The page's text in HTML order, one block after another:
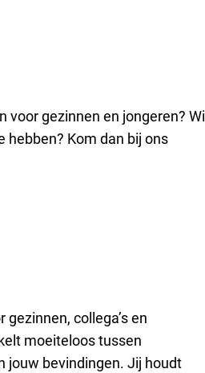
gezinnen en jongeren? Wil
hebben? Kom dan bij ons
collega’s en
moeiteloos tussen
jouw bevindingen. Jij houdt